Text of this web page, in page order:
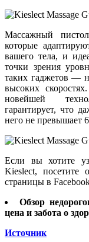
Массажный
которые
вашего тела, и
точки зрения
таких гаджетов —
высоких
новейшей
гарантирует, что
него не превышает
Если вы хотите
Kieslect, посетите
страницы в
Обзор
цена и забота о
Источник